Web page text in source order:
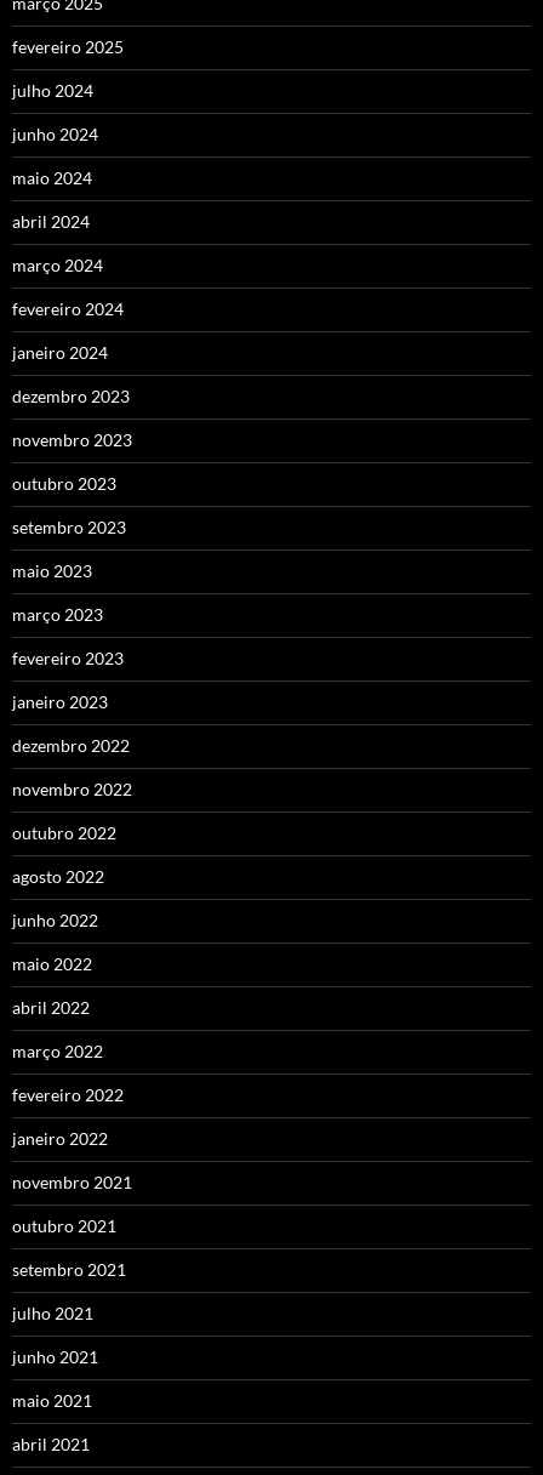
fevereiro 2025
julho 2024
junho 2024
maio 2024
abril 2024
março 2024
fevereiro 2024
janeiro 2024
dezembro 2023
novembro 2023
outubro 2023
setembro 2023
maio 2023
março 2023
fevereiro 2023
janeiro 2023
dezembro 2022
novembro 2022
outubro 2022
agosto 2022
junho 2022
maio 2022
abril 2022
março 2022
fevereiro 2022
janeiro 2022
novembro 2021
outubro 2021
setembro 2021
julho 2021
junho 2021
maio 2021
abril 2021